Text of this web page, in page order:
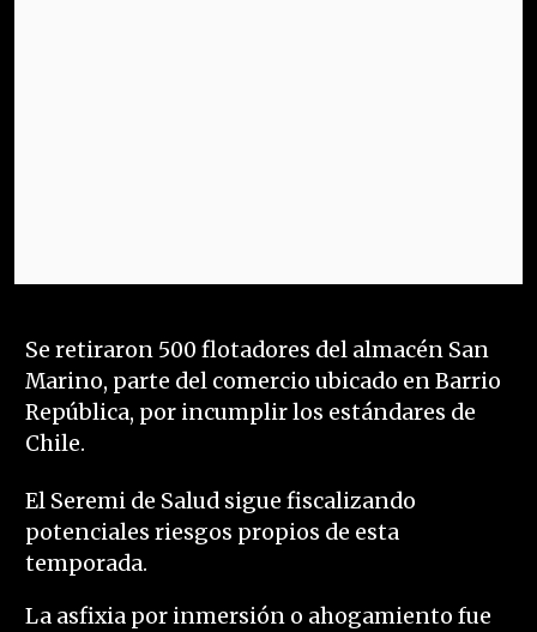
Se retiraron 500 flotadores del almacén San
Marino, parte del comercio ubicado en Barrio
República, por incumplir los estándares de
Chile.
El Seremi de Salud sigue fiscalizando
potenciales riesgos propios de esta
temporada.
La asfixia por inmersión o ahogamiento fue